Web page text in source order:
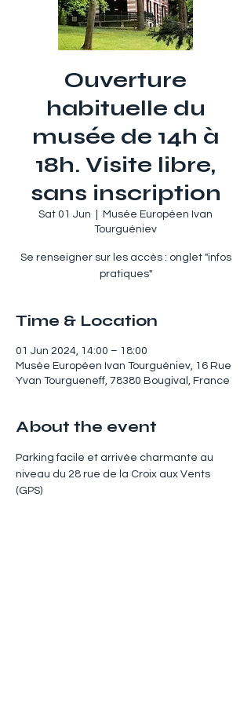
Ouverture
habituelle du
musée de 14h à
18h. Visite libre,
sans inscription
Sat 01 Jun
Musée Européen Ivan
Tourguéniev
Se renseigner sur les accès : onglet "infos
pratiques"
Time & Location
01 Jun 2024, 14:00 – 18:00
Musée Européen Ivan Tourguéniev, 16 Rue
Yvan Tourgueneff, 78380 Bougival, France
About the event
Parking facile et arrivée charmante au
niveau du 28 rue de la Croix aux Vents
(GPS)